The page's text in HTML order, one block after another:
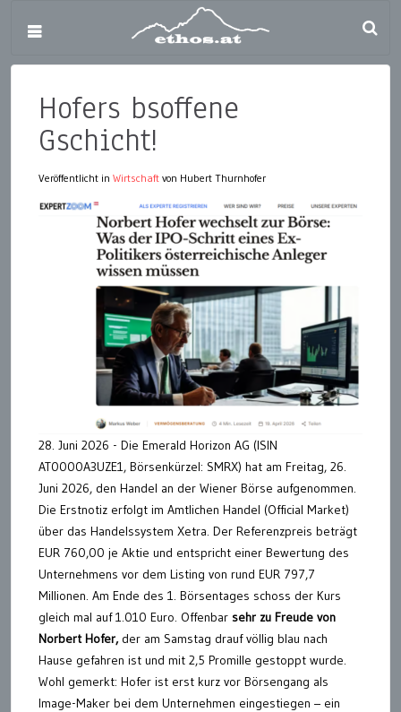
Hofers bsoffene
Gschicht!
Veröffentlicht in Wirtschaft von Hubert Thurnhofer
28. Juni 2026 - Die Emerald Horizon AG (ISIN
AT0000A3UZE1, Börsenkürzel: SMRX) hat am Freitag, 26.
Juni 2026, den Handel an der Wiener Börse aufgenommen.
Die Erstnotiz erfolgt im Amtlichen Handel (Official Market)
über das Handelssystem Xetra. Der Referenzpreis beträgt
EUR 760,00 je Aktie und entspricht einer Bewertung des
Unternehmens vor dem Listing von rund EUR 797,7
Millionen. Am Ende des 1. Börsentages schoss der Kurs
gleich mal auf 1.010 Euro. Offenbar sehr zu Freude von
Norbert Hofer,der am Samstag drauf völlig blau nach
Hause gefahren ist und mit 2,5 Promille gestoppt wurde.
Wohl gemerkt: Hofer ist erst kurz vor Börsengang als
Image-Maker bei dem Unternehmen eingestiegen – ein